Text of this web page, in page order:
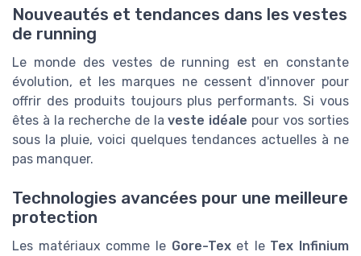
Nouveautés et tendances dans les vestes
de running
Le monde des vestes de running est en constante
évolution, et les marques ne cessent d'innover pour
offrir des produits toujours plus performants. Si vous
êtes à la recherche de laveste idéale pour vos sorties
sous la pluie, voici quelques tendances actuelles à ne
pas manquer.
Technologies avancées pour une meilleure
protection
Les matériaux comme le Gore-Texet le Tex Infinium